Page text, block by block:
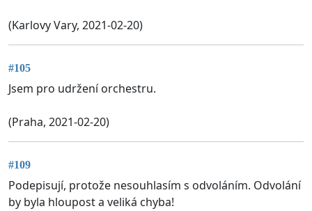
(Karlovy Vary, 2021-02-20)
#105
Jsem pro udržení orchestru.
(Praha, 2021-02-20)
#109
Podepisují, protože nesouhlasím s odvoláním. Odvolání
by byla hloupost a veliká chyba!